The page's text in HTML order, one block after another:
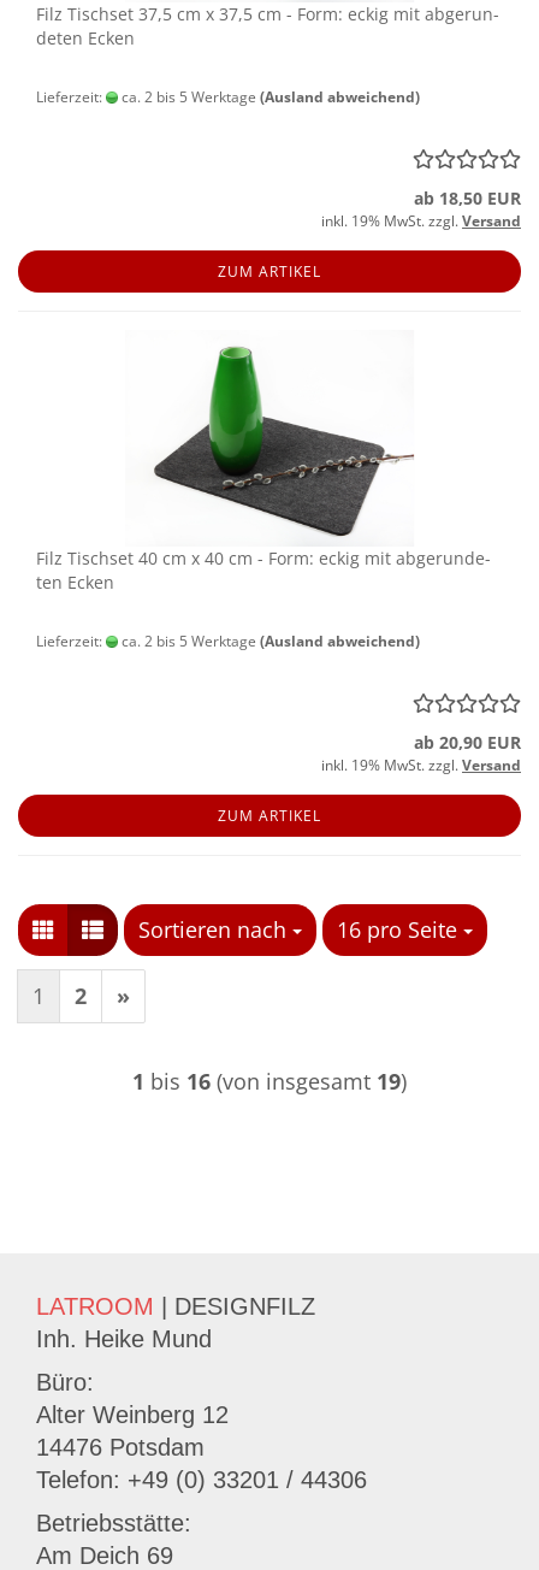
Filz Tisch­set 37,5 cm x 37,5 cm - Form: eckig mit ab­ge­run­
de­ten Ecken
Lieferzeit: ca. 2 bis 5 Werktage (Ausland abweichend)
ab 18,50 EUR
inkl. 19% MwSt. zzgl.Versand
ZUM ARTIKEL
Filz Tisch­set 40 cm x 40 cm - Form: eckig mit ab­ge­run­de­
ten Ecken
Lieferzeit: ca. 2 bis 5 Werktage (Ausland abweichend)
ab 20,90 EUR
inkl. 19% MwSt. zzgl.Versand
ZUM ARTIKEL
Sortieren nach
Sortieren nach 16 pro Seite
pro Seite
1 2 »
1 bis 16 (von insgesamt 19)
LATROOM | DESIGNFILZ
Inh. Heike Mund
Büro:
Alter Weinberg 12
14476 Potsdam
Telefon: +49 (0) 33201 / 44306
Betriebsstätte:
Am Deich 69